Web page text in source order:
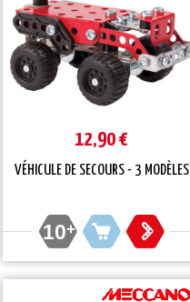
12,90 €
VÉHICULE DE SECOURS - 3 MODÈLES
10+